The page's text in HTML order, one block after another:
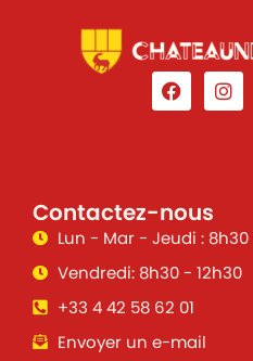
Contactez-nous
Lun - Mar - Jeudi : 8h30
Vendredi: 8h30 - 12h30
+33 4 42 58 62 01
Envoyer un e-mail